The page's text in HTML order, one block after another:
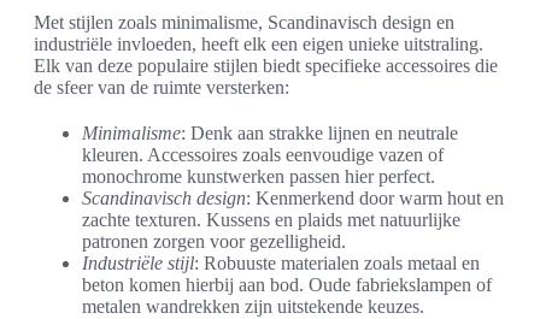
Met stijlen zoals minimalisme, Scandinavisch design en
industriële invloeden, heeft elk een eigen unieke uitstraling.
Elk van deze populaire stijlen biedt specifieke accessoires die
de sfeer van de ruimte versterken:
Minimalisme: Denk aan strakke lijnen en neutrale
kleuren. Accessoires zoals eenvoudige vazen of
monochrome kunstwerken passen hier perfect.
Scandinavisch design: Kenmerkend door warm hout en
zachte texturen. Kussens en plaids met natuurlijke
patronen zorgen voor gezelligheid.
Industriële stijl: Robuuste materialen zoals metaal en
beton komen hierbij aan bod. Oude fabriekslampen of
metalen wandrekken zijn uitstekende keuzes.